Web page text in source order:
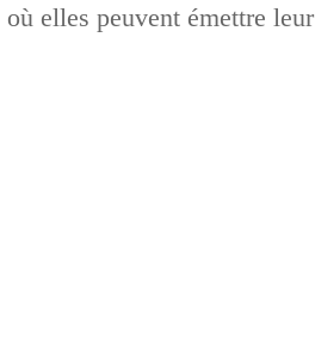
elles peuvent émettre leur